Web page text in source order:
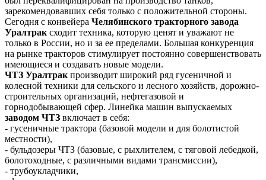
зарекомендовавших себя только с положительной стороны.
Сегодня с конвейера Челябинского тракторного завода
Уралтрак сходит техника, которую ценят и уважают не
только в России, но и за ее пределами. Большая конкуренция
на рынке тракторов стимулирует постоянно совершенствовать
имеющиеся и создавать новые модели.
ЧТЗ Уралтрак производит широкий ряд гусеничной и
колесной техники для сельского и лесного хозяйств, дорожно-
строительных организаций, нефтегазовой и
горнодобывающей сфер. Линейка машин выпускаемых
заводом ЧТЗ включает в себя:
- гусеничные трактора (базовой модели и для болотистой
местности),
- бульдозеры ЧТЗ (базовые, с рыхлителем, с тяговой лебедкой,
болотоходные, с различными видами трансмиссии),
- трубоукладчики,